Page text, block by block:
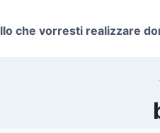
che vorresti realizzare